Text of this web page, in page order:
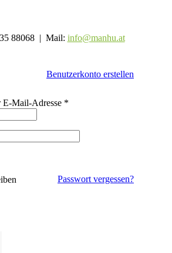
88068 | Mail: info@manhu.at
Benutzerkonto erstellen
E-Mail-Adresse *
Passwort vergessen?